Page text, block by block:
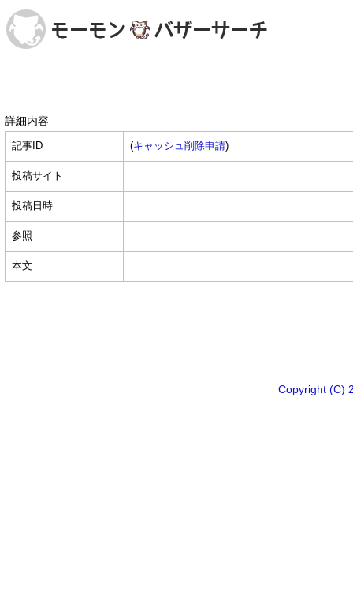
詳細内容
記事ID (キャッシュ削除申請)
投稿サイト
投稿日時
参照
本文
Copyright (C)